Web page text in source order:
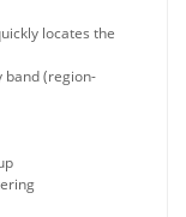
locates the
band (region-